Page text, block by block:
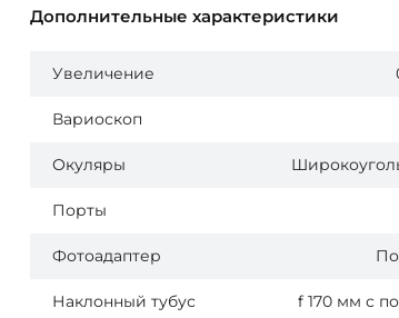
Дополнительные характеристики
Увеличение
Вариоскоп
Окуляры
Порты
Фотоадаптер
Наклонный тубус f 170 мм с